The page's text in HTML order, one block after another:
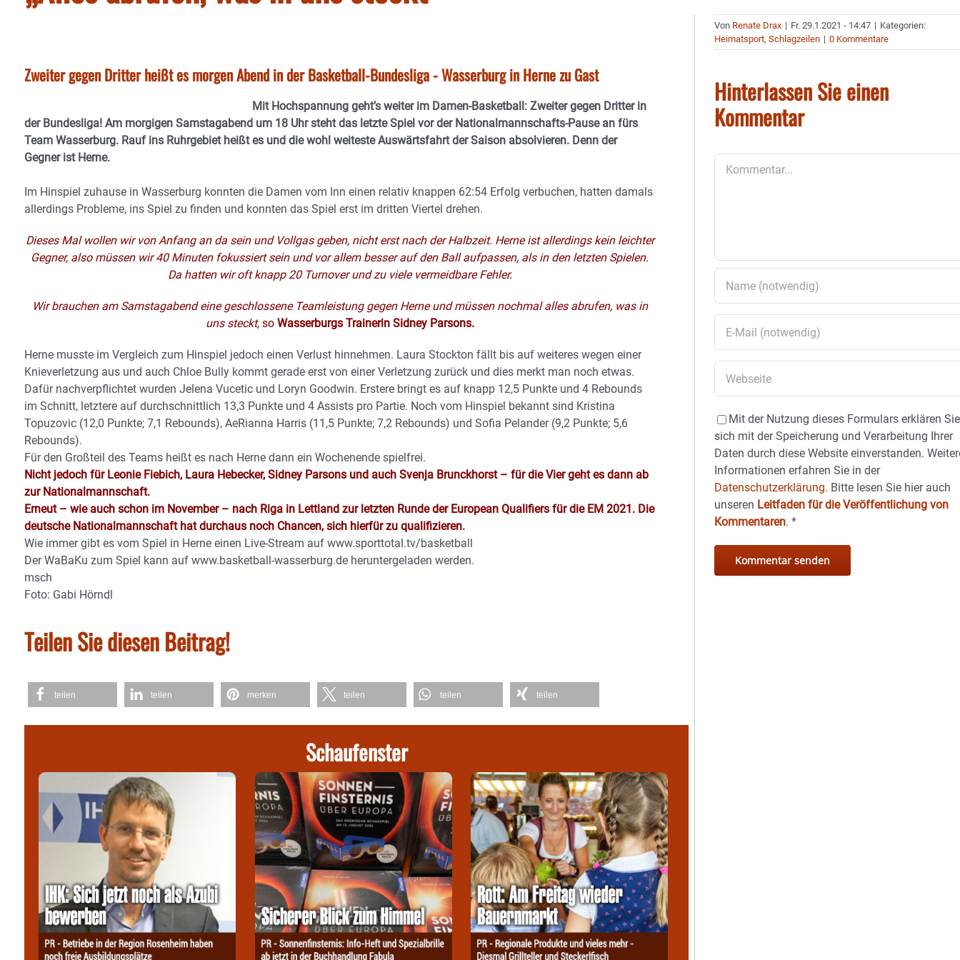
Zweiter gegen Dritter heißt es morgen Abend in der Basketball-Bundesliga - Wasserburg in Herne zu Gast
Mit Hochspannung geht’s weiter im Damen-Basketball: Zweiter gegen Dritter in
der Bundesliga! Am morgigen Samstagabend um 18 Uhr steht das letzte Spiel vor der Nationalmannschafts-Pause an fürs
Team Wasserburg. Rauf ins Ruhrgebiet heißt es und die wohl weiteste Auswärtsfahrt der Saison absolvieren. Denn der
Gegner ist Herne.
Im Hinspiel zuhause in Wasserburg konnten die Damen vom Inn einen relativ knappen 62:54 Erfolg verbuchen, hatten damals
allerdings Probleme, ins Spiel zu finden und konnten das Spiel erst im dritten Viertel drehen.
Dieses Mal wollen wir von Anfang an da sein und Vollgas geben, nicht erst nach der Halbzeit. Herne ist allerdings kein leichter
Gegner, also müssen wir 40 Minuten fokussiert sein und vor allem besser auf den Ball aufpassen, als in den letzten Spielen.
Da hatten wir oft knapp 20 Turnover und zu viele vermeidbare Fehler.
Wir brauchen am Samstagabend eine geschlossene Teamleistung gegen Herne und müssen nochmal alles abrufen, was in
uns steckt,so Wasserburgs Trainerin Sidney Parsons.
Herne musste im Vergleich zum Hinspiel jedoch einen Verlust hinnehmen. Laura Stockton fällt bis auf weiteres wegen einer
Knieverletzung aus und auch Chloe Bully kommt gerade erst von einer Verletzung zurück und dies merkt man noch etwas.
Dafür nachverpflichtet wurden Jelena Vucetic und Loryn Goodwin. Erstere bringt es auf knapp 12,5 Punkte und 4 Rebounds
im Schnitt, letztere auf durchschnittlich 13,3 Punkte und 4 Assists pro Partie. Noch vom Hinspiel bekannt sind Kristina
Topuzovic (12,0 Punkte; 7,1 Rebounds), AeRianna Harris (11,5 Punkte; 7,2 Rebounds) und Sofia Pelander (9,2 Punkte; 5,6
Rebounds).
Für den Großteil des Teams heißt es nach Herne dann ein Wochenende spielfrei.
Nicht jedoch für Leonie Fiebich, Laura Hebecker, Sidney Parsons und auch Svenja Brunckhorst – für die Vier geht es dann ab
zur Nationalmannschaft.
Erneut – wie auch schon im November – nach Riga in Lettland zur letzten Runde der European Qualifiers für die EM 2021. Die
deutsche Nationalmannschaft hat durchaus noch Chancen, sich hierfür zu qualifizieren.
Wie immer gibt es vom Spiel in Herne einen Live-Stream auf www.sporttotal.tv/basketball
Der WaBaKu zum Spiel kann auf www.basketball-wasserburg.de heruntergeladen werden.
msch
Foto: Gabi Hörndl
Teilen Sie diesen Beitrag!
teilen teilen merken teilen teilen teilen
Schaufenster
Von Renate Drax | Fr. 29.1.2021 - 14:47 | Kategorien:
Heimatsport,Schlagzeilen | 0 Kommentare
Hinterlassen Sie einen
Kommentar
Mit der Nutzung dieses Formulars erklären Sie
sich mit der Speicherung und Verarbeitung Ihrer
Daten durch diese Website einverstanden.
Informationen erfahren Sie in der
Datenschutzerklärung. Bitte lesen Sie hier auch
unseren Leitfaden für die Veröffentlichung von
Kommentaren.*